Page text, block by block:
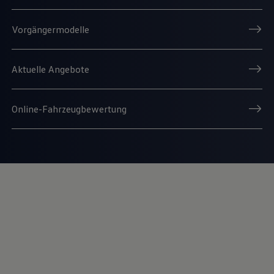
Magazin
Transport
Volkswagen R
Pannen- und Unfallhilfe
Volkswagen Kundenbetreuung
Vorgängermodelle
Aktuelle Angebote
Online-Fahrzeugbewertung